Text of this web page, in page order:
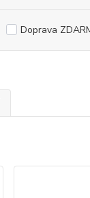
Doprava